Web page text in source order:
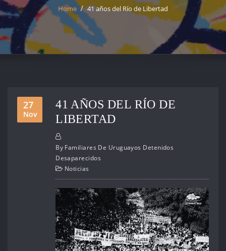
Home 41 años del Río de Libertad
27
Nov
41 AÑOS DEL RÍO DE
LIBERTAD
By Familiares De Uruguayos Detenidos
Desaparecidos
Noticias